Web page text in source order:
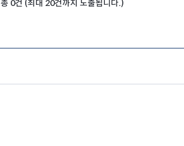
총 0건 (최대 20건까지 노출됩니다.)